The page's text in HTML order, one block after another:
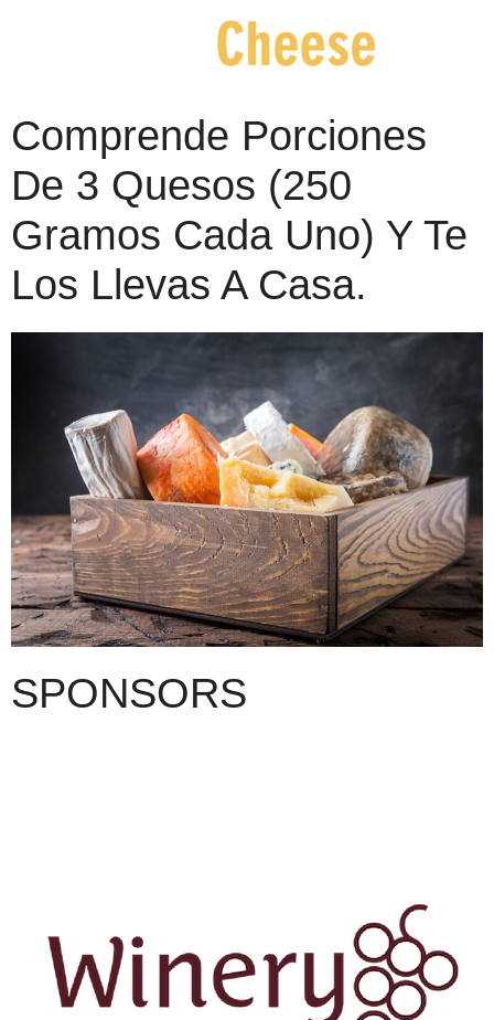
Comprende Porciones
De 3 Quesos (250
Gramos Cada Uno) Y Te
Los Llevas A Casa.
SPONSORS